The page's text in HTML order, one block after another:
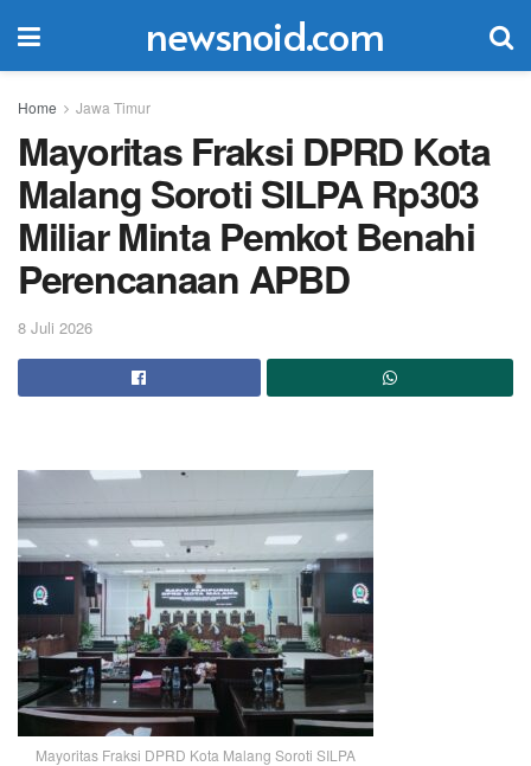
newsnoid.com
Home Jawa Timur
Mayoritas Fraksi DPRD Kota
Malang Soroti SILPA Rp303
Miliar Minta Pemkot Benahi
Perencanaan APBD
8 Juli 2026
Mayoritas Fraksi DPRD Kota Malang Soroti SILPA